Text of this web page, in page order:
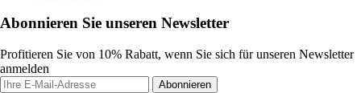
Abonnieren Sie unseren Newsletter
Profitieren Sie von 10% Rabatt, wenn Sie sich für unseren Newsletter
anmelden
Abonnieren